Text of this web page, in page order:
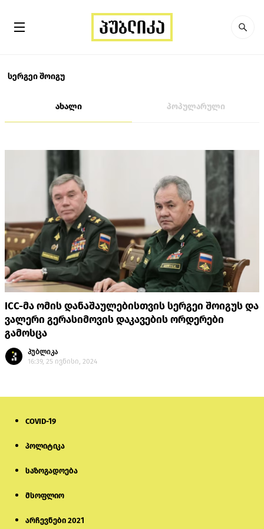
სერგეი შოიგუ
ახალი პოპულარული
ICC-მა ომის დანაშაულებისთვის სერგეი შოიგუს და
ვალერი გერასიმოვის დაკავების ორდერები
გამოსცა
პუბლიკა
16:39, 25 ივნისი, 2024
COVID-19
პოლიტიკა
საზოგადოება
მსოფლიო
არჩევნები 2021